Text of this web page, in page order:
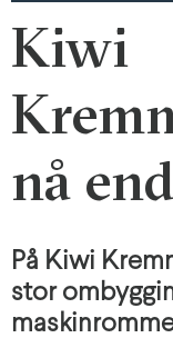
Kiwi
nå
På Kiwi
stor